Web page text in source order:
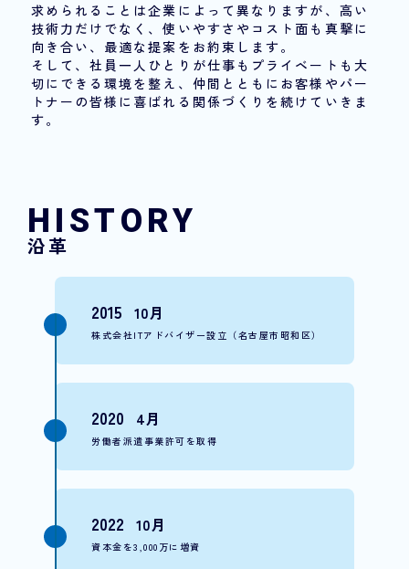
求められることは企業によって異なりますが、高い
技術力だけでなく、使いやすさやコスト面も真撃に
向き合い、最適な提案をお約束します。
そして、社員一人ひとりが仕事もプライベートも大
切にできる環境を整え、仲間とともにお客様やパー
トナーの皆様に喜ばれる関係づくりを続けていきま
す。
HISTORY
沿革
2015 10月
株式会社ITアドバイザー設立（名古屋市昭和区）
2020 4月
労働者派遣事業許可を取得
2022 10月
資本金を3,000万に増資